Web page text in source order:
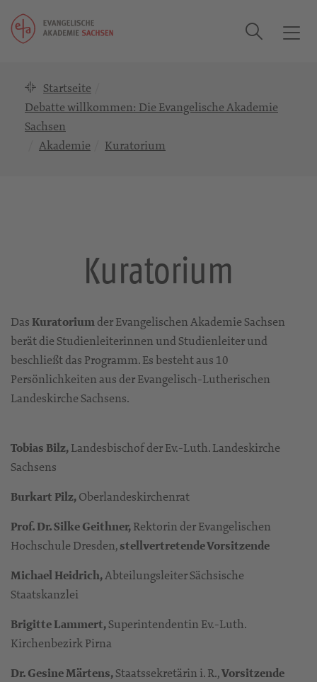
T
Suche
Startseite
Debatte willkommen: Die Evangelische Akademie
Sachsen
Akademie
Kuratorium
Kuratorium
DasKuratoriumder Evangelischen Akademie Sachsen
berät die Studienleiterinnen und Studienleiter und
beschließt das Programm. Es besteht aus 10
Persönlichkeiten aus der Evangelisch-Lutherischen
Landeskirche Sachsens.
Tobias Bilz,Landesbischof der Ev.-Luth. Landeskirche
Sachsens
Burkart Pilz,Oberlandeskirchenrat
Prof. Dr. Silke Geithner,Rektorin der Evangelischen
Hochschule Dresden,stellvertretende Vorsitzende
Michael Heidrich,Abteilungsleiter Sächsische
Staatskanzlei
Brigitte Lammert,Superintendentin Ev.-Luth.
Kirchenbezirk Pirna
Dr. Gesine Märtens,Staatssekretärin i. R.,Vorsitzende